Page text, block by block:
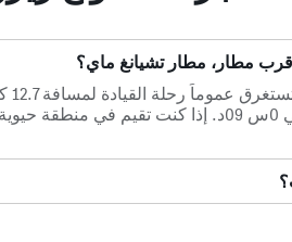
مطار، مطار تشيانغ ماي؟
في
مطار تشيانغ ماي (أقرب مطار) حوالي 0س 09د. إذا كنت